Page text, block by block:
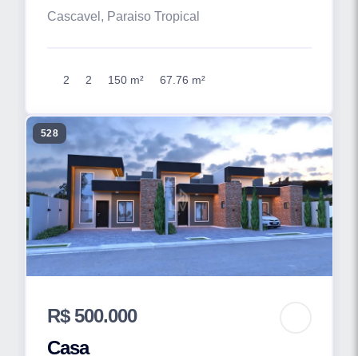
Cascavel, Paraiso Tropical
2 2 150 m² 67.76 m²
528
R$ 500.000
Casa